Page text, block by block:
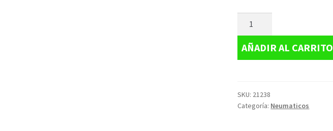
AÑADIR AL CARRITO
SKU: 21238
Categoría: Neumaticos